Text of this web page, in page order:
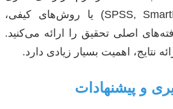
(مانند SPSS, SmartPLS, AMOS) یا روش‌های کیفی،
اصلی تحقیق را ارائه می‌کنید.
نتایج، اهمیت بسیار زیادی دارد.